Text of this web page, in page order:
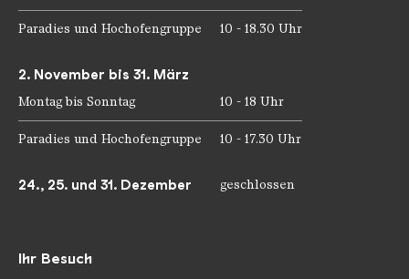
Ihr Besuch
Paradies und Hochofengruppe 10 - 18.30 Uhr
2. November bis 31. März
Montag bis Sonntag 10 - 18 Uhr
Paradies und Hochofengruppe 10 - 17.30 Uhr
24., 25. und 31. Dezember geschlossen